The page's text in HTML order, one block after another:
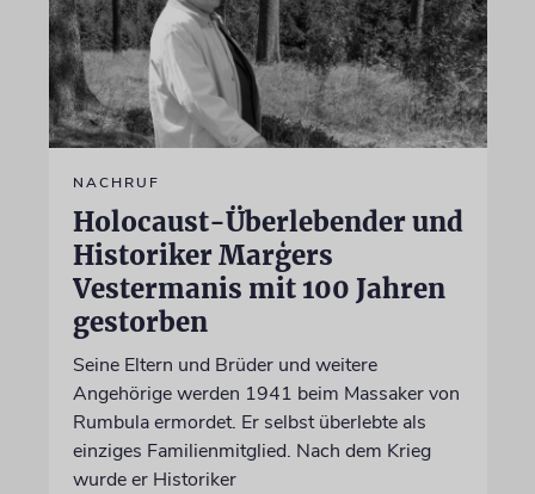
NACHRUF
Holocaust-Überlebender und
Historiker Marģers
Vestermanis mit 100 Jahren
gestorben
Seine Eltern und Brüder und weitere
Angehörige werden 1941 beim Massaker von
Rumbula ermordet. Er selbst überlebte als
einziges Familienmitglied. Nach dem Krieg
wurde er Historiker